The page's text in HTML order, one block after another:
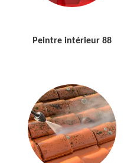
Peintre intérieur 88